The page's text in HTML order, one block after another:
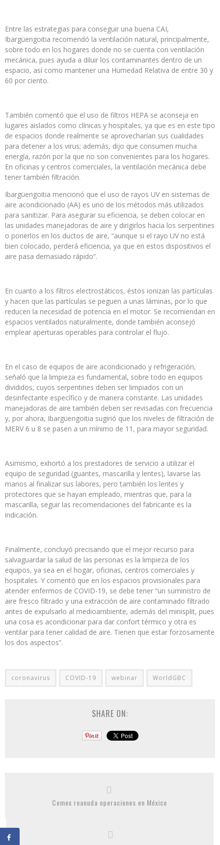
Entre las estrategias para conseguir una buena CAI,
Ibargüengoitia recomendó la ventilación natural, principalmente,
sobre todo en los hogares donde no se cuenta con ventilación
mecánica, pues ayuda a diluir los contaminantes dentro de un
espacio, así como mantener una Humedad Relativa de entre 30 y
60 por ciento.
También comentó que el uso de filtros HEPA se aconseja en
lugares aislados como clínicas y hospitales, ya que es en este tipo
de espacios donde realmente se aprovecharían sus cualidades
para detener a los virus; además, dijo que consumen mucha
energía, razón por la que no son convenientes para los hogares.
En oficinas y centros comerciales, la ventilación mecánica debe
tener también filtración.
Ibargüengoitia mencionó que el uso de rayos UV en sistemas de
aire acondicionado (AA) es uno de los métodos más utilizados
para sanitizar. Para asegurar su eficiencia, se deben colocar en
las unidades manejadoras de aire y dirigirlos hacia los serpentines
o ponerlos en los ductos de aire, “aunque si el rayo UV no está
bien colocado, perderá eficiencia, ya que en estos dispositivos el
aire pasa demasiado rápido”.
En cuanto a los filtros electrostáticos, éstos ionizan las partículas
y hacen que las partículas se peguen a unas láminas, por lo que
reducen la necesidad de potencia en el motor. Se recomiendan en
espacios ventilados naturalmente, donde también aconsejó
emplear aperturas operables para controlar el flujo.
En el caso de equipos de aire acondicionado y refrigeración,
señaló que la limpieza es fundamental, sobre todo en equipos
divididos, cuyos serpentines deben ser limpiados con un
desinfectante específico y de manera constante. Las unidades
manejadoras de aire también deben ser revisadas con frecuencia
y, por ahora, Ibargüengoitia sugirió que los niveles de filtración de
MERV 6 u 8 se pasen a un mínimo de 11, para mayor seguridad.
Asimismo, exhortó a los prestadores de servicio a utilizar el
equipo de seguridad (guantes, mascarilla y lentes), lavarse las
manos al finalizar sus labores, pero también los lentes y
protectores que se hayan empleado, mientras que, para la
mascarilla, seguir las recomendaciones del fabricante es la
indicación.
Finalmente, concluyó precisando que el mejor recurso para
salvaguardar la salud de las personas es la limpieza de los
equipos, ya sea en el hogar, oficinas, centros comerciales y
hospitales. Y comentó que en los espacios provisionales para
atender enfermos de COVID-19, se debe tener “un suministro de
aire fresco filtrado y una extracción de aire contaminado filtrado
antes de expulsarlo al medioambiente, además del minisplit, pues
una cosa es acondicionar para dar confort térmico y otra es
ventilar para tener calidad de aire. Tienen que estar forzosamente
los dos aspectos”.
coronavirus COVID-19 webinar WorldGBC
SHARE ON:
Cemex reanuda operaciones en México